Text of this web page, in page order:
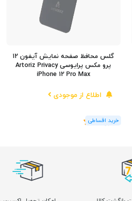
گلس محافظ صفحه نمایش آیفون 12
پرو مکس پرایوسی Artoriz Privacy
iPhone 12 Pro Max
اطلاع از موجودی
(1رای)
5